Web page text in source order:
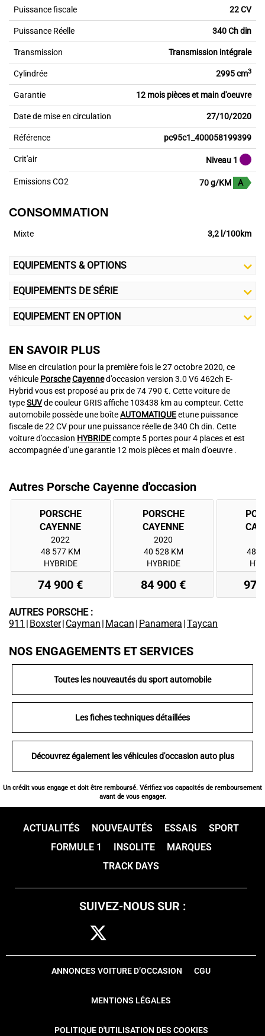
Puissance fiscale 22 CV
Puissance Réelle 340 Ch din
Transmission Transmission intégrale
Cylindrée 2995 cm3
Garantie 12 mois pièces et main d'oeuvre
Date de mise en circulation 27/10/2020
Référence pc95c1_400058199399
Crit'air Niveau 1
Emissions CO2 70 g/KM A
CONSOMMATION
Mixte 3,2 l/100km
EQUIPEMENTS & OPTIONS
EQUIPEMENTS DE SÉRIE
EQUIPEMENT EN OPTION
EN SAVOIR PLUS
Mise en circulation pour la première fois le 27 octobre 2020, ce
véhicule PorscheCayenned’occasion version 3.0 V6 462ch E-
Hybrid vous est proposé au prix de 74 790 €. Cette voiture de
typeSUVde couleur GRIS affiche 103438 km au compteur. Cette
automobile possède une boîteAUTOMATIQUEetune puissance
fiscale de 22 CV pour une puissance réelle de 340 Ch din. Cette
voiture d’occasion HYBRIDEcompte 5 portes pour 4 places et est
accompagnée d’une garantie 12 mois pièces et main d'oeuvre .
Autres Porsche Cayenne d'occasion
PORSCHE
2022
48 577 KM
HYBRIDE
74 900 €
PORSCHE
2020
40 528 KM
HYBRIDE
84 900 €
48
97
AUTRES PORSCHE :
911 | Boxster| Cayman | Macan | Panamera |Taycan
NOS ENGAGEMENTS ET SERVICES
Toutes les nouveautés du sport automobile
Les fiches techniques détaillées
Découvrez également les véhicules d'occasion auto plus
Un crédit vous engage et doit être remboursé. Vérifiez vos capacités de remboursement
avant de vous engager.
ACTUALITÉS NOUVEAUTÉS ESSAIS
SPORT
FORMULE 1
INSOLITE
MARQUES
TRACK DAYS
SUIVEZ-NOUS SUR :
ANNONCES VOITURE D’OCCASION CGU
MENTIONS LÉGALES
POLITIQUE D'UTILISATION DES COOKIES